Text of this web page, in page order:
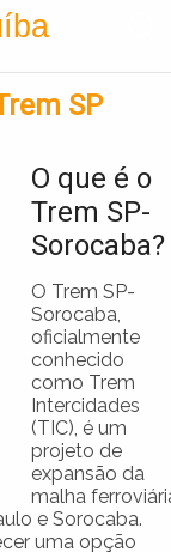
SP
O que é o
Trem SP-
Sorocaba?
O Trem SP-
Sorocaba,
oficialmente
conhecido
como Trem
Intercidades
(TIC), é um
projeto de
expansão da
malha
e Sorocaba.
uma opção